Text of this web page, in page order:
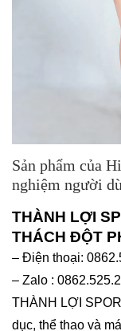
Sản phẩm của
nghiệm người
THÀNH LỢI
THÁCH ĐỘT
– Điện thoại:
– Zalo :
THÀNH LỢI
dục, thể thao và